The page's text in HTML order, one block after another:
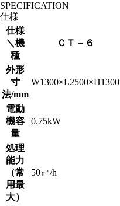
SPECIFICATION
仕様
仕様
＼機
種
ＣＴ－６
外形
寸
法/mm
W1300×L2500×H1300
電動
機容
量
0.75kW
処理
能力
（常
用最
大）
50㎥/h